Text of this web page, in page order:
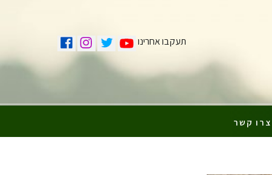
תעקבו אחרינו
צרו קשר